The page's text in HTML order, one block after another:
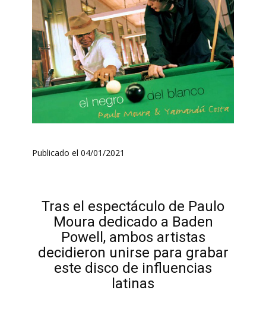
Publicado el 04/01/2021
Tras el espectáculo de Paulo
Moura dedicado a Baden
Powell, ambos artistas
decidieron unirse para grabar
este disco de influencias
latinas